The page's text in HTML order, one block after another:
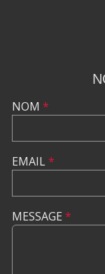
NOM *
EMAIL*
MESSAGE *